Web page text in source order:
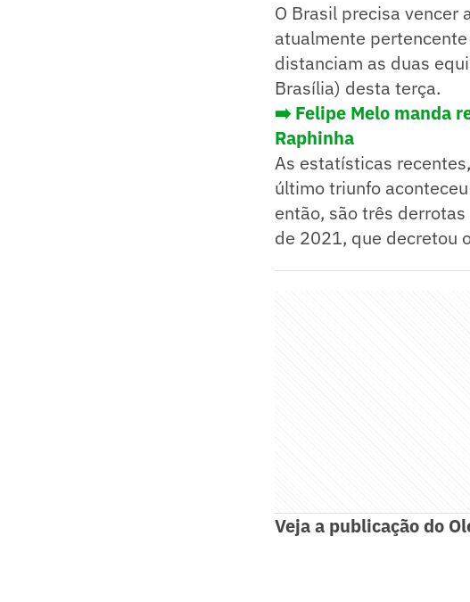
O Brasil precisa vencer
atualmente
distanciam as duas
Brasília) desta terça.
➡️ Felipe Melo manda
Raphinha
As estatísticas
último triunfo
então, são três
de 2021, que decretou
Veja a publicação do